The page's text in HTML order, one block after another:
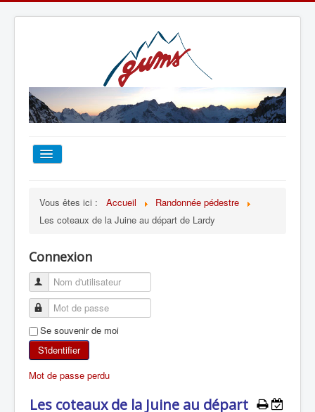
TOUT SUR LE GUMS
ESCALADE
ALPINISME
SKI DE RANDONNÉE
RANDONNÉE SPORTIVE
Vous êtes ici : Accueil
Randonnée pédestre
Les coteaux de la Juine au départ de Lardy
Connexion
Se souvenir de moi
S'identifier
Mot de passe perdu
Les coteaux de la Juine au départ